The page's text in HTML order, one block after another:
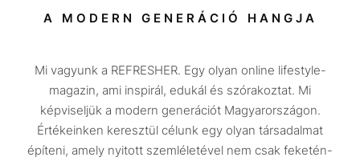
Társadalom
Utazás
Életmód
Design
A MODERN GENERÁCIÓ HANGJA
Mi vagyunk a REFRESHER. Egy olyan online lifestyle-
magazin, ami inspirál, edukál és szórakoztat. Mi
képviseljük a modern generációt Magyarországon.
Értékeinken keresztül célunk egy olyan társadalmat
építeni, amely nyitott szemléletével nem csak feketén-